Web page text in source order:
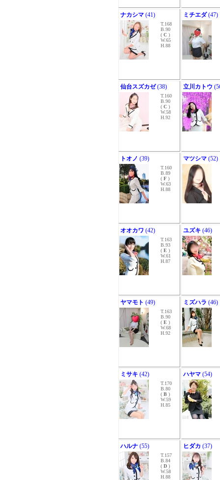
ナカシマ (41)
T.168
B.90
( C )
W.65
H.88
ミチエダ(47)
仙台スズカゼ(38)
T.160
B.90
( C )
W.58
H.92
立川カトウ
トオノ (39)
T.160
B.89
( F )
W.63
H.88
マツシマ (52)
オオカワ (42)
T.163
B.93
( E )
W.61
H.87
ユズキ (46)
ヤマモト (49)
T.163
B.90
( E )
W.68
H.92
ミズハラ (46)
ミサキ (42)
T.170
B.80
( B )
W.59
H.85
ハヤマ (54)
ハルナ (55)
T.157
B.84
( D )
W.58
H.88
ヒダカ (37)